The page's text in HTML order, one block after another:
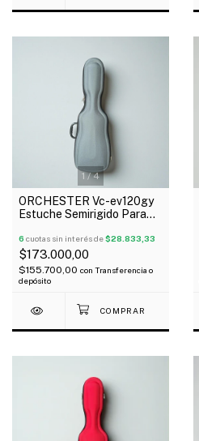
1/4
ORCHESTER Vc-ev120gy
Estuche Semirigido Para
6 cuotas sin interés de$28.833,33
$173.000,00
$155.700,00 con Transferencia o
depósito